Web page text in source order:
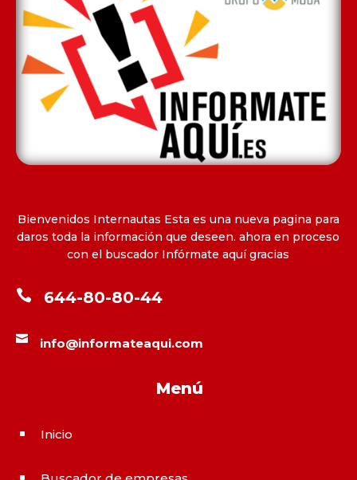
Bienvenidos Internautas Esta es una nueva pagina para
daros toda la información que deseen. ahora en proceso
con el buscador Infórmate aquí gracias
 644-80-80-44
 info@informateaqui.com
Menú
^ Inicio